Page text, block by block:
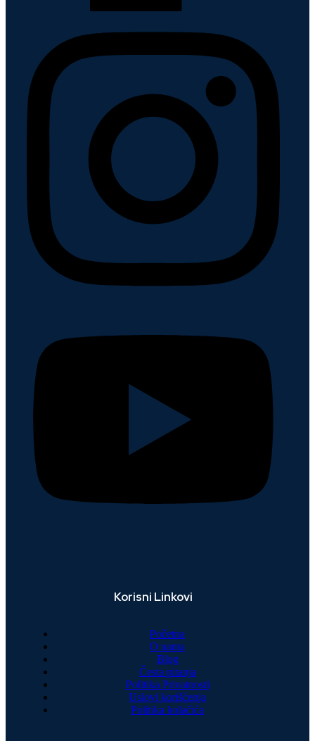
Korisni Linkovi
Početna
O nama
Blog
Česta pitanja
Politika Privatnosti
Uslovi korišćenja
Politika kolačića